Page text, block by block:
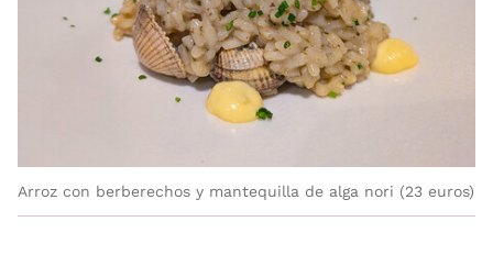
Arroz con berberechos y mantequilla de alga nori (23 euros)